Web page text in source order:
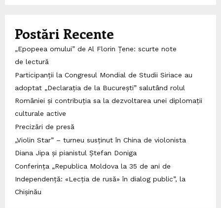
Postări Recente
„Epopeea omului” de Al Florin Țene: scurte note
de lectură
Participanții la Congresul Mondial de Studii Siriace au
adoptat „Declarația de la București” salutând rolul
României și contribuția sa la dezvoltarea unei diplomații
culturale active
Precizări de presă
„Violin Star” – turneu susținut în China de violonista
Diana Jipa și pianistul Ștefan Doniga
Conferința „Republica Moldova la 35 de ani de
Independență: «Lecția de rusă» în dialog public”, la
Chișinău